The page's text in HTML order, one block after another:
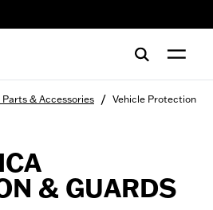
& Accessories / Vehicle Protection
& GUARDS